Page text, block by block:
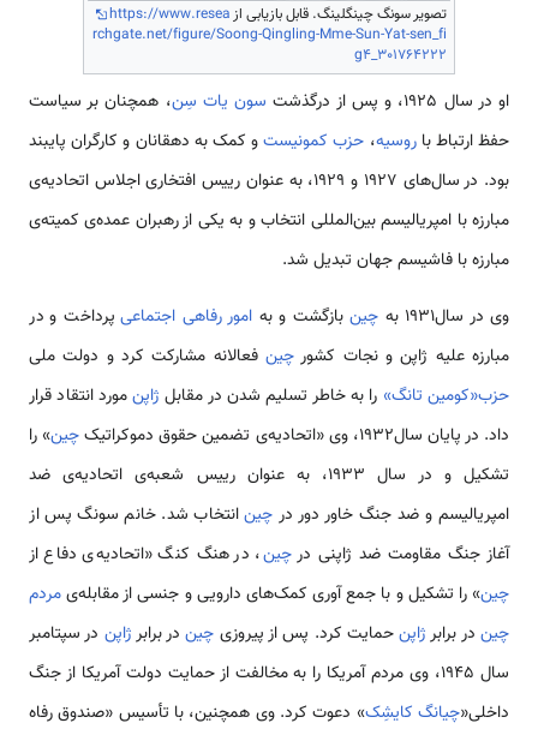
تصویر سونگ چینگلینگ. قابل بازیابی از https://www.resea
rchgate.net/figure/Soong-Qingling-Mme-Sun-Yat-sen_fi
g4_301764222
او در سال 1925، و پس از درگذشت سون یات سِن، هم­چنان بر سیاست
حفظ ارتباط باروسیه، حزب کمونیستو کمک به دهقانان و کارگران پایبند
بود. در سال­‌های 1927 و 1929، به عنوان رییس افتخاری اجلاس اتحادیه‌­ی
مبارزه با امپریالیسم بین­‌المللی انتخاب و به یکی از رهبران عمده­‌ی کمیته­‌ی
مبارزه با فاشیسم جهان تبدیل شد.
وی در سال1931 به چینبازگشت و به امور رفاهی اجتماعیپرداخت و در
مبارزه علیه ژاپن و نجات کشور چین فعالانه مشارکت کرد و دولت ملی
حزب«کومین تانگ» را به خاطر تسلیم شدن در مقابل ژاپنمورد انتقاد قرار
داد. در پایان سال1932، وی «اتحادیه‌­ی تضمین حقوق دموکراتیک
چین» را
تشکیل و در سال 1933، به عنوان رییس شعبه­‌ی اتحادیه‌­ی ضد
امپریالیسم و ضد جنگ خاور دور در چینانتخاب شد. خانم سونگ پس از
آغاز جنگ مقاومت ضد ژاپنی درچین، در هنگ­ کنگ «اتحادیه­‌ی دفاع از
چین» را تشکیل و با جمع آوری کمک‌­های دارویی و جنسی از مقابله­‌یمردم
چیندر برابرژاپنحمایت کرد. پس از پیروزی چیندر برابرژاپن در سپتامبر
سال 1945، وی مردم آمریکا را به مخالفت از حمایت دولت آمریکا از جنگ
داخلی«چیانگ کای­شِک» دعوت کرد. وی هم­چنین، با تأسیس «صندوق رفاه